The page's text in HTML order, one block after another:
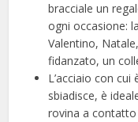
bracciale un
ogni occasione:
Valentino,
fidanzato, un
L’acciaio con
sbiadisce, è
rovina a contatto